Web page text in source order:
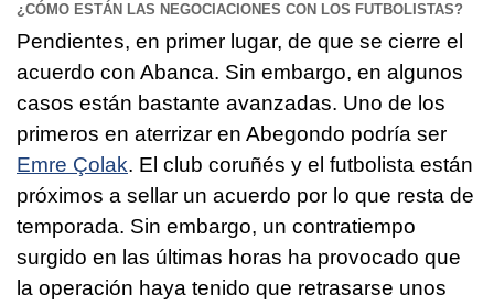
¿CÓMO ESTÁN LAS NEGOCIACIONES CON LOS FUTBOLISTAS?
Pendientes, en primer lugar, de que se cierre el
acuerdo con Abanca. Sin embargo, en algunos
casos están bastante avanzadas. Uno de los
primeros en aterrizar en Abegondo podría ser
Emre Çolak. El club coruñés y el futbolista están
próximos a sellar un acuerdo por lo que resta de
temporada. Sin embargo, un contratiempo
surgido en las últimas horas ha provocado que
la operación haya tenido que retrasarse unos